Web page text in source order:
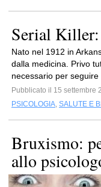
Serial
Nato nel 1912 in
dalla medicina. Privo
necessario per seguire
Pubblicato il 15 settembre
PSICOLOGIA, SALUTE E
Bruxismo:
allo